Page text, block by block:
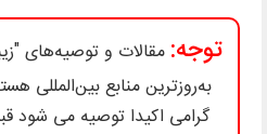
توجه: مقالات و توصیه‌های
به‌روزترین منابع بین‌المللی
گرامی اکیدا توصیه می شود